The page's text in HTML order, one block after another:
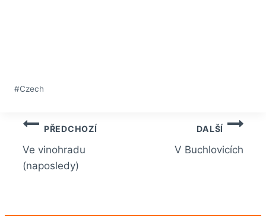
#Czech
Navigace
pro
příspěvek
PŘEDCHOZÍ
Ve vinohradu
(naposledy)
DALŠÍ
V Buchlovicích